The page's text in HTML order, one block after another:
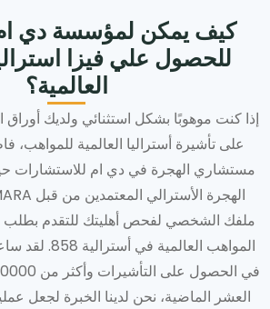
كيف يمكن لمؤسسة دي
للحصول علي فيزا
العالمية؟
إذا كنت موهوبًا بشكل استثنائي ولديك أوراق
على تأشيرة أستراليا العالمية
مستشاري الهجرة في دي ام للاستشارات
ملفك الشخصي لفحص أهليتك للتقدم
المواهب
العشر الماضية، نحن لدينا الخبرة لجعل